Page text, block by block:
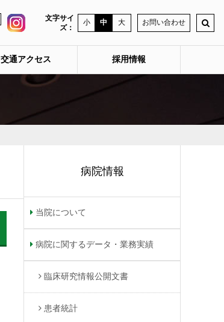
文字サイ
ズ：
小 中 大 お問い合わせ
交通アクセス 採用情報
病院情報
当院について
病院に関するデータ・業務実績
臨床研究情報公開文書
患者統計